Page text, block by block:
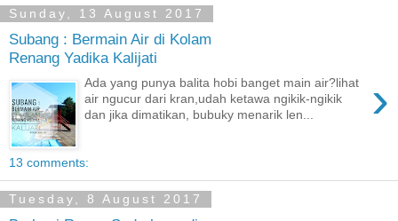
Sunday, 13 August 2017
Subang : Bermain Air di Kolam
Renang Yadika Kalijati
›
Ada yang punya balita hobi banget main air?lihat
air ngucur dari kran,udah ketawa ngikik-ngikik
dan jika dimatikan, bubuky menarik len...
13 comments:
Tuesday, 8 August 2017